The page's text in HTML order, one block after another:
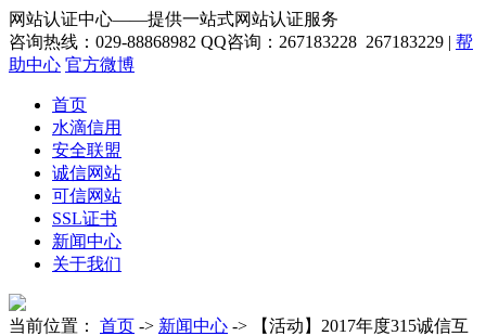
网站认证中心——提供一站式网站认证服务
咨询热线：029-88868982 QQ咨询：267183228 267183229 | 帮
助中心 官方微博
首页
水滴信用
安全联盟
诚信网站
可信网站
SSL证书
新闻中心
关于我们
当前位置： 首页 -> 新闻中心 ->
【活动】2017年度315诚信互